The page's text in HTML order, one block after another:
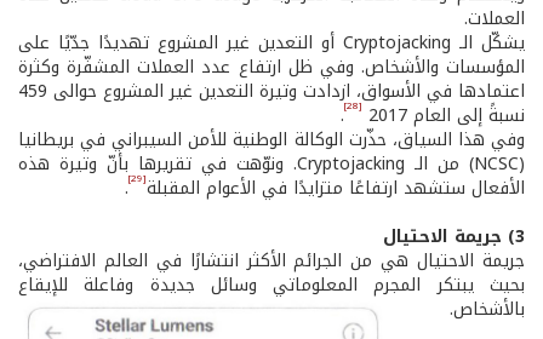
العملات.
يشكّل الـ Cryptojacking أو التعدين غير المشروع تهديدًا جدّيًا على
المؤسسات والأشخاص. وفي ظل ارتفاع عدد العملات المشفّرة وكثرة
اعتمادها في الأسواق، ازدادت وتيرة التعدين غير المشروع حوالى 459
نسبةً إلى العام 2017 [28]
.
وفي هذا السياق، حذّرت الوكالة الوطنية للأمن السيبراني في بريطانيا
(NCSC) من الـ Cryptojacking. ونوّهت في تقريرها بأنّ وتيرة هذه
الأفعال ستشهد ارتفاعًا متزايدًا في الأعوام المقبلة[29]
.
3) جريمة الاحتيال
جريمة الاحتيال هي من الجرائم الأكثر انتشارًا في العالم الافتراضي،
بحيث يبتكر المجرم المعلوماتي وسائل جديدة وفاعلة للإيقاع
بالأشخاص.